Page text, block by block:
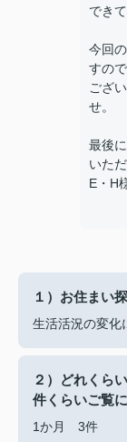
でき
今回
すの
ござ
せ。
最後
いた
E・H
１）お住まい
生活活況の変化
２）どれくら
件くらいご覧
1か月 3件